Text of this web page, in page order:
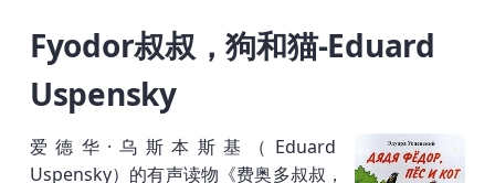
Fyodor叔叔，狗和猫-Eduard
Uspensky
爱德华·乌斯本斯基（Eduard
Uspensky）的有声读物《费奥多叔叔，